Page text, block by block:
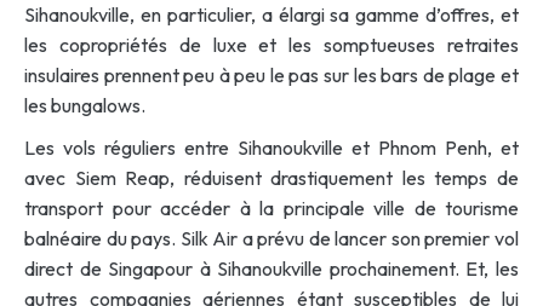
Sihanoukville, en particulier, a élargi sa gamme d’offres, et
les copropriétés de luxe et les somptueuses retraites
insulaires prennent peu à peu le pas sur les bars de plage et
les bungalows.
Les vols réguliers entre Sihanoukville et Phnom Penh, et
avec Siem Reap, réduisent drastiquement les temps de
transport pour accéder à la principale ville de tourisme
balnéaire du pays. Silk Air a prévu de lancer son premier vol
direct de Singapour à Sihanoukville prochainement. Et, les
autres compagnies aériennes étant susceptibles de lui